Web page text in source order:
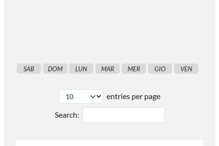
SAB DOM LUN MAR MER GIO VEN
entries per page
Search: